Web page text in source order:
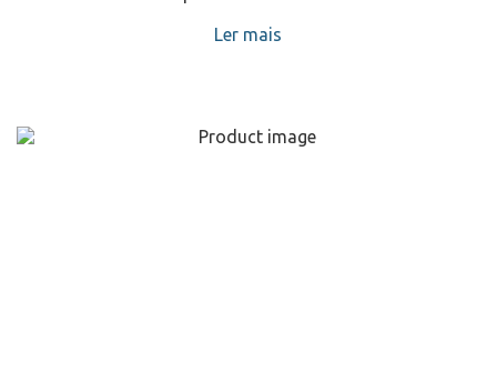
Ler mais